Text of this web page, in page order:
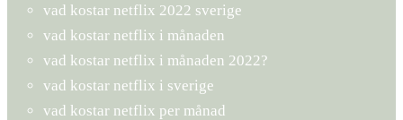
vad kostar netflix 2022 sverige
vad kostar netflix i månaden
vad kostar netflix i månaden 2022?
vad kostar netflix i sverige
vad kostar netflix per månad